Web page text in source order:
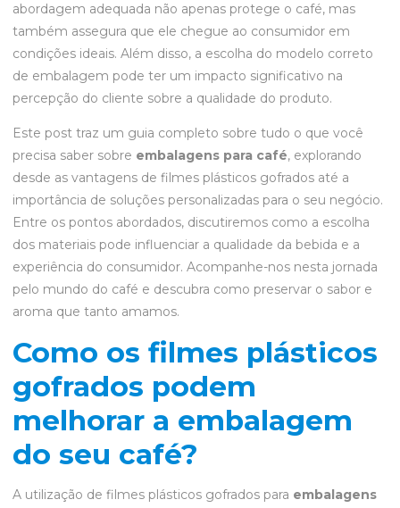
abordagem adequada não apenas protege o café, mas
também assegura que ele chegue ao consumidor em
condições ideais. Além disso, a escolha do modelo correto
de embalagem pode ter um impacto significativo na
percepção do cliente sobre a qualidade do produto.
Este post traz um guia completo sobre tudo o que você
precisa saber sobre embalagens para café, explorando
desde as vantagens de filmes plásticos gofrados até a
importância de soluções personalizadas para o seu negócio.
Entre os pontos abordados, discutiremos como a escolha
dos materiais pode influenciar a qualidade da bebida e a
experiência do consumidor. Acompanhe-nos nesta jornada
pelo mundo do café e descubra como preservar o sabor e
aroma que tanto amamos.
Como os filmes plásticos
gofrados podem
melhorar a embalagem
do seu café?
A utilização de filmes plásticos gofrados para embalagens